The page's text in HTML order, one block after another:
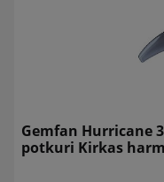
Gemfan Hurricane
potkuri Kirkas